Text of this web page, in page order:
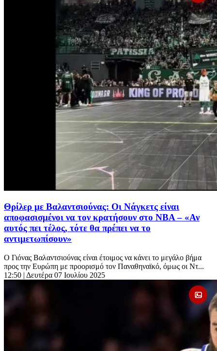
Θρίλερ με Βαλαντσιούνας: Οι Νάγκετς είναι
αποφασισμένοι να τον κρατήσουν στο NBA – «Αν
αυτός πει τέλος, τότε θα πρέπει να το
αντιμετωπίσουν»
Ο Γιόνας Βαλαντσιούνας είναι έτοιμος να κάνει το μεγάλο βήμα
προς την Ευρώπη με προορισμό τον Παναθηναϊκό, όμως οι Ντ...
12:50 | Δευτέρα 07 Ιουλίου 2025